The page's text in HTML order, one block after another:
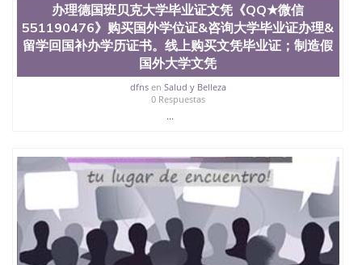
办理德国班贝克大学毕业证文凭《QQ★微信
551190476》购买国外学位证&咨询大学毕业证办理&
留学回国补办学历证书。线上购买文凭毕业证；制造假
国外大学文凭
dfnsen Salud y Belleza
0 Respuestas
...